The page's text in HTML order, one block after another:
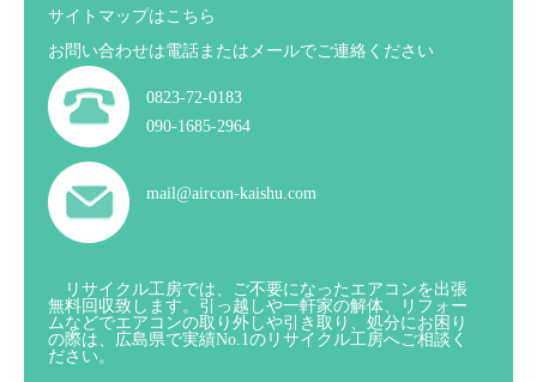
サイトマップはこちら
お問い合わせは電話またはメールでご連絡ください
0823-72-0183
090-1685-2964
mail@aircon-kaishu.com
リサイクル工房では、ご不要になったエアコンを出張
無料回収致します。引っ越しや一軒家の解体、リフォー
ムなどでエアコンの取り外しや引き取り、処分にお困り
の際は、広島県で実績No.1のリサイクル工房へご相談く
ださい。